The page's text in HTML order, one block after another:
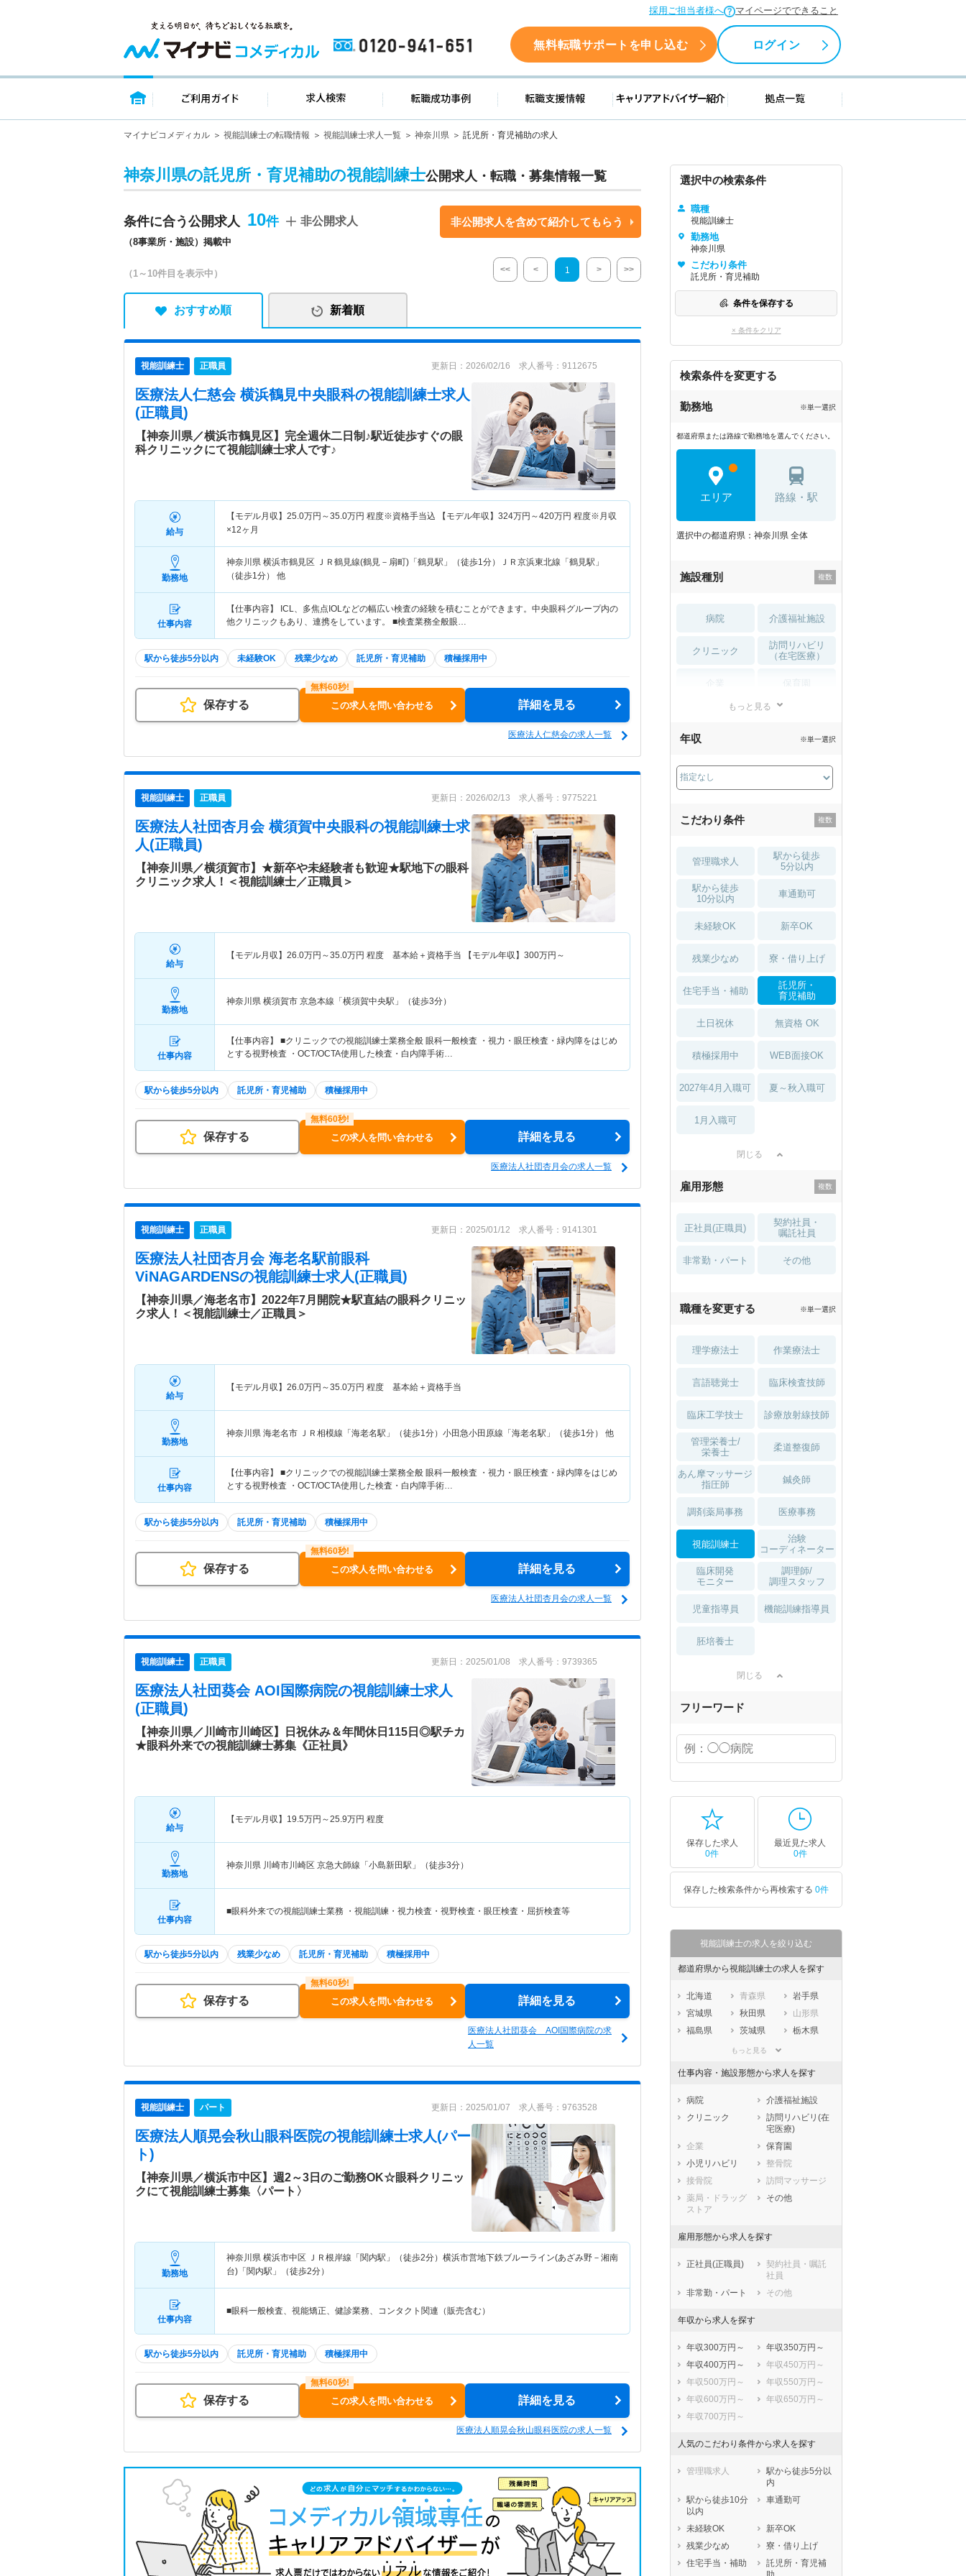
採用ご担当者様へ マイページでできること
0120-941-651 無料転職サポートを申し込む ログイン
トップページ ご利用ガイド 求人検索 転職成功事例 転職支援情報 キャリアアドバイザー紹介 拠点一覧
マイナビコメディカル 視能訓練士の転職情報 視能訓練士求人一覧 神奈川県 託児所・育児補助の求人
神奈川県の託児所・育児補助の視能訓練士公開求人・転職・募集情報一覧
条件に合う公開求人 10
（8事業所・施設）掲載中
非公開求人 非公開求人を含めて紹介してもらう
（1～10件目を表示中） << < 1 > >>
おすすめ順 新着順
視能訓練士 正職員 更新日：2026/02/16 求人番号：9112675
医療法人仁慈会 横浜鶴見中央眼科の視能訓練士求人
(正職員)
【神奈川県／横浜市鶴見区】完全週休二日制♪駅近徒歩すぐの眼
科クリニックにて視能訓練士求人です♪
給与
【モデル月収】 25.0万円～35.0万円 程度※資格手当込 【モデル年収】 324万円～420万円 程度※月収
×12ヶ月
勤務地
神奈川県 横浜市鶴見区 ＪＲ鶴見線(鶴見－扇町)「鶴見駅」（徒歩1分）ＪＲ京浜東北線「鶴見駅」
（徒歩1分） 他
仕事内容
【仕事内容】 ICL、多焦点IOLなどの幅広い検査の経験を積むことができます。中央眼科グループ内の
他クリニックもあり、連携をしています。 ■検査業務全般眼…
駅から徒歩5分以内 未経験OK 残業少なめ 託児所・育児補助 積極採用中
保存する この求人を問い合わせる 詳細を見る
医療法人仁慈会の求人一覧
視能訓練士 正職員 更新日：2026/02/13 求人番号：9775221
医療法人社団杏月会 横須賀中央眼科の視能訓練士求
人(正職員)
【神奈川県／横須賀市】★新卒や未経験者も歓迎★駅地下の眼科
クリニック求人！＜視能訓練士／正職員＞
給与
【モデル月収】 26.0万円～35.0万円 程度 基本給＋資格手当 【モデル年収】 300万円～
勤務地
神奈川県 横須賀市 京急本線「横須賀中央駅」（徒歩3分）
仕事内容
【仕事内容】 ■クリニックでの視能訓練士業務全般 眼科一般検査 ・視力・眼圧検査・緑内障をはじめ
とする視野検査 ・OCT/OCTA使用した検査・白内障手術…
駅から徒歩5分以内 託児所・育児補助 積極採用中
保存する この求人を問い合わせる 詳細を見る
医療法人社団杏月会の求人一覧
視能訓練士 正職員 更新日：2025/01/12 求人番号：9141301
医療法人社団杏月会 海老名駅前眼科
ViNAGARDENSの視能訓練士求人(正職員)
【神奈川県／海老名市】2022年7月開院★駅直結の眼科クリニッ
ク求人！＜視能訓練士／正職員＞
給与
【モデル月収】 26.0万円～35.0万円 程度 基本給＋資格手当
勤務地
神奈川県 海老名市 ＪＲ相模線「海老名駅」（徒歩1分）小田急小田原線「海老名駅」（徒歩1分） 他
仕事内容
【仕事内容】 ■クリニックでの視能訓練士業務全般 眼科一般検査 ・視力・眼圧検査・緑内障をはじめ
とする視野検査 ・OCT/OCTA使用した検査・白内障手術…
駅から徒歩5分以内 託児所・育児補助 積極採用中
保存する この求人を問い合わせる 詳細を見る
医療法人社団杏月会の求人一覧
視能訓練士 正職員 更新日：2025/01/08 求人番号：9739365
医療法人社団葵会 AOI国際病院の視能訓練士求人
(正職員)
【神奈川県／川崎市川崎区】日祝休み＆年間休日115日◎駅チカ
★眼科外来での視能訓練士募集《正社員》
給与
【モデル月収】 19.5万円～25.9万円 程度
勤務地
神奈川県 川崎市川崎区 京急大師線「小島新田駅」（徒歩3分）
仕事内容
■眼科外来での視能訓練士業務 ・視能訓練・視力検査・視野検査・眼圧検査・屈折検査等
駅から徒歩5分以内 残業少なめ 託児所・育児補助 積極採用中
保存する この求人を問い合わせる 詳細を見る
医療法人社団葵会 AOI国際病院の求
人一覧
視能訓練士 パート 更新日：2025/01/07 求人番号：9763528
医療法人順晃会秋山眼科医院の視能訓練士求人(パー
ト)
【神奈川県／横浜市中区】週2～3日のご勤務OK☆眼科クリニッ
クにて視能訓練士募集〈パート〉
勤務地
神奈川県 横浜市中区 ＪＲ根岸線「関内駅」（徒歩2分）横浜市営地下鉄ブルーライン(あざみ野－湘南
台)「関内駅」（徒歩2分）
仕事内容
■眼科一般検査、視能矯正、健診業務、コンタクト関連（販売含む）
駅から徒歩5分以内 託児所・育児補助 積極採用中
保存する この求人を問い合わせる 詳細を見る
医療法人順晃会秋山眼科医院の求人一覧
選択中の検索条件
職種
視能訓練士
勤務地
神奈川県
こだわり条件
託児所・育児補助
条件を保存する
× 条件をクリア
検索条件を変更する
勤務地 ※単一選択
都道府県または路線で勤務地を選んでください。
エリア 路線・駅
選択中の都道府県：神奈川県 全体
施設種別
病院 介護福祉施設
クリニック
訪問リハビリ
（在宅医療）
薬局・
もっと見る
年収 ※単一選択
こだわり条件
管理職求人
駅から徒歩
5分以内
駅から徒歩
10分以内
車通勤可
未経験OK 新卒OK
残業少なめ 寮・借り上げ
住宅手当・補助
託児所・
育児補助
土日祝休 無資格 OK
積極採用中 WEB面接OK
2027年4月入職可 夏～秋入職可
1月入職可
閉じる
雇用形態
正社員(正職員)
契約社員・
嘱託社員
非常勤・パート その他
職種を変更する ※単一選択
理学療法士 作業療法士
言語聴覚士 臨床検査技師
臨床工学技士 診療放射線技師
管理栄養士/
栄養士
柔道整復師
あん摩マッサージ
指圧師
鍼灸師
調剤薬局事務 医療事務
視能訓練士
治験
コーディネーター
臨床開発
モニター
調理師/
調理スタッフ
児童指導員 機能訓練指導員
胚培養士
閉じる
フリーワード
保存した求人
0件
最近見た求人
0件
保存した検索条件から再検索する 0件
視能訓練士の求人を絞り込む
都道府県から視能訓練士の求人を探す
北海道 青森県
岩手県
宮城県
秋田県
山形県
福島県
茨城県
栃木県
埼玉県
石川県
福井県
岐阜県
静岡県
愛知県
三重県
大阪府
兵庫県
奈良県
鳥取県
島根県
広島県
山口県
徳島県
香川県
愛媛県
熊本県
大分県
もっと見る
仕事内容・施設形態から求人を探す
病院
介護福祉施設
クリニック
訪問リハビリ(在
宅医療)
企業
保育園
小児リハビリ
整骨院
接骨院
訪問マッサージ
薬局・ドラッグ
ストア
その他
雇用形態から求人を探す
正社員(正職員)
契約社員・嘱託
社員
非常勤・パート
その他
年収から求人を探す
年収300万円～
年収350万円～
年収400万円～
年収450万円～
年収500万円～
年収550万円～
年収600万円～
年収650万円～
年収700万円～
人気のこだわり条件から求人を探す
管理職求人
駅から徒歩5分以
内
駅から徒歩10分
以内
車通勤可
未経験OK
新卒OK
残業少なめ
寮・借り上げ
住宅手当・補助
託児所・育児補